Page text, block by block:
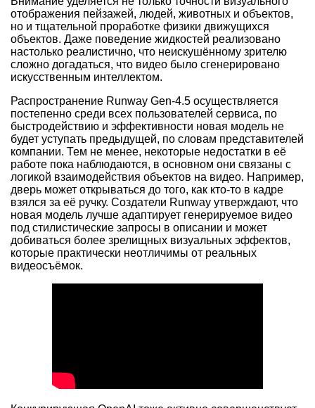
отображения пейзажей, людей, животных и объектов,
но и тщательной проработке физики движущихся
объектов. Даже поведение жидкостей реализовано
настолько реалистично, что неискушённому зрителю
сложно догадаться, что видео было сгенерировано
искусственным интеллектом.
Распространение Runway Gen-4.5 осуществляется
постепенно среди всех пользователей сервиса, по
быстродействию и эффективности новая модель не
будет уступать предыдущей, по словам представителей
компании. Тем не менее, некоторые недостатки в её
работе пока наблюдаются, в основном они связаны с
логикой взаимодействия объектов на видео. Например,
дверь может открываться до того, как кто-то в кадре
взялся за её ручку. Создатели Runway утверждают, что
новая модель лучше адаптирует генерируемое видео
под стилистические запросы в описании и может
добиваться более зрелищных визуальных эффектов,
которые практически неотличимы от реальных
видеосъёмок.